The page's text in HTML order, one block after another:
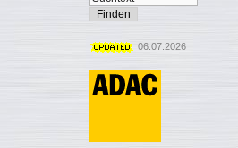
06.07.2026